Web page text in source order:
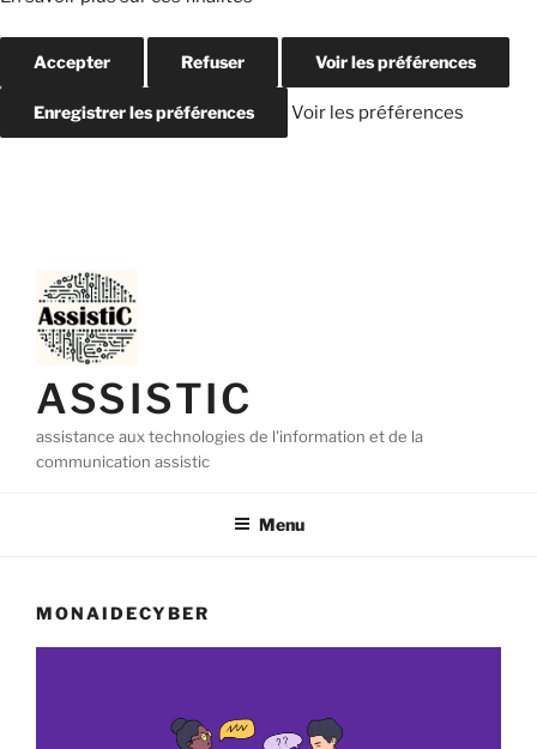
Accepter Refuser Voir les préférences
Enregistrer les préférences Voir les préférences
contenu
principal
ASSISTIC
assistance aux technologies de l'information et de la
communication assistic
Menu
MONAIDECYBER